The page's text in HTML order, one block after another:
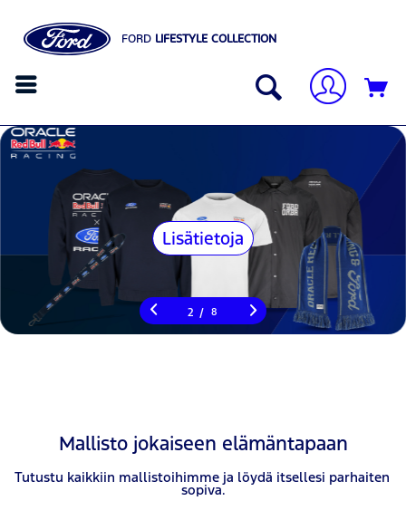
FORD LIFESTYLE COLLECTION
Lisätietoja
2 / 8
Mallisto jokaiseen elämäntapaan
Tutustu kaikkiin mallistoihimme ja löydä itsellesi parhaiten
sopiva.